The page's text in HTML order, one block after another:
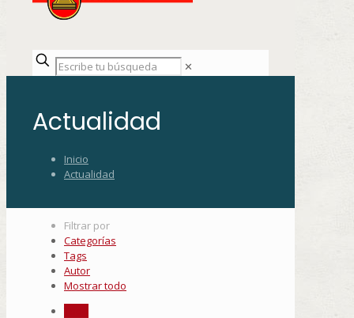
✕
Actualidad
Inicio
Actualidad
Filtrar por
Categorías
Tags
Autor
Mostrar todo